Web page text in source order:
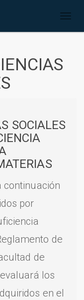
SOCIALES
continuación
por
de
de
los
en el